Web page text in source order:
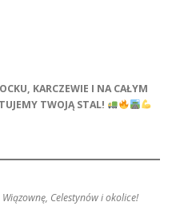
KARCZEWIE I NA CAŁYM
TWOJĄ STAL!
Celestynów i okolice!